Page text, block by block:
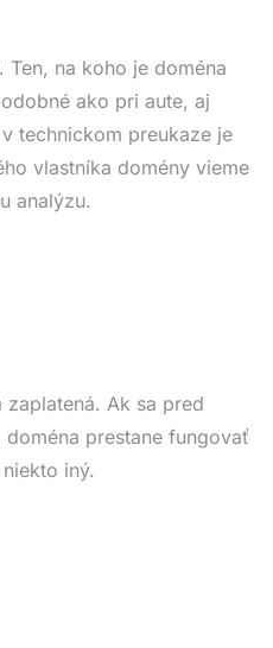
Ten, na koho je doména
ako pri aute, aj
technickom preukaze je
vlastníka domény vieme
analýzu.
Ak sa pred
prestane fungovať
iný.